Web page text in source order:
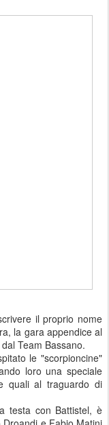
il proprio nome
la gara appendice al
Team Bassano.
le "scorpioncine"
loro una speciale
quali al traguardo di
testa con Battistel, è